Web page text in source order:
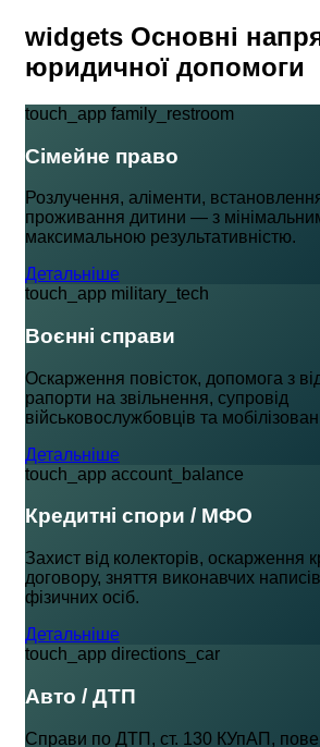
widgets Основні
юридичної допомоги
touch_app family_restroom
Сімейне право
Розлучення, аліменти,
проживання дитини — з
максимальною результативністю.
Детальніше
touch_app military_tech
Воєнні справи
Оскарження повісток, допомога з
рапорти на звільнення, супровід
військовослужбовців та
Детальніше
touch_app account_balance
Кредитні спори / МФО
Захист від колекторів, оскарження
договору, зняття виконавчих
фізичних осіб.
Детальніше
touch_app directions_car
Авто / ДТП
Справи по ДТП, ст. 130 КУпАП,